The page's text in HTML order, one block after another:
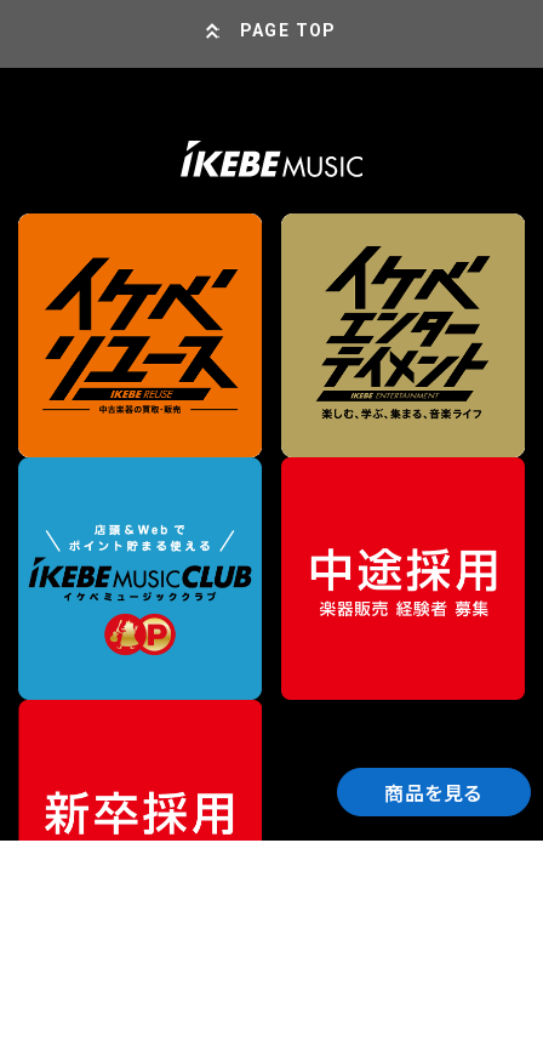
商品を見る
PAGE TOP